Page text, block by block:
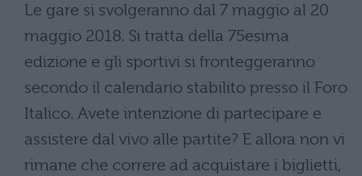
Le gare si svolgeranno dal 7 maggio al 20
maggio 2018. Si tratta della 75esima
edizione e gli sportivi si fronteggeranno
secondo il calendario stabilito presso il Foro
Italico. Avete intenzione di partecipare e
assistere dal vivo alle partite? E allora non vi
rimane che correre ad acquistare i biglietti,